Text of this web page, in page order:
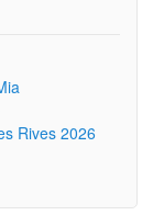
Rives 2026